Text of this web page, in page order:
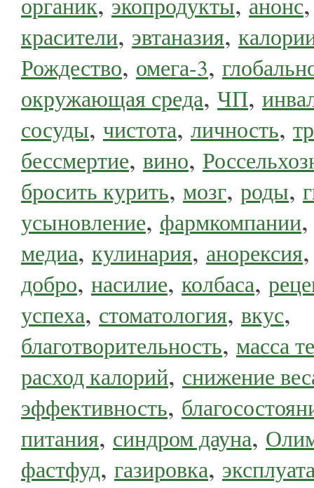
красители, эвтаназия,
Рождество, омега-3,
окружающая среда, ЧП,
сосуды, чистота, личность,
бессмертие, вино,
бросить курить, мозг, роды,
усыновление, фармкомпании
медиа, кулинария, анорексия
добро, насилие, колбаса,
успеха, стоматология, вкус,
благотворительность, масса
расход калорий, снижение
эффективность,
питания, синдром дауна,
фастфуд, газировка,